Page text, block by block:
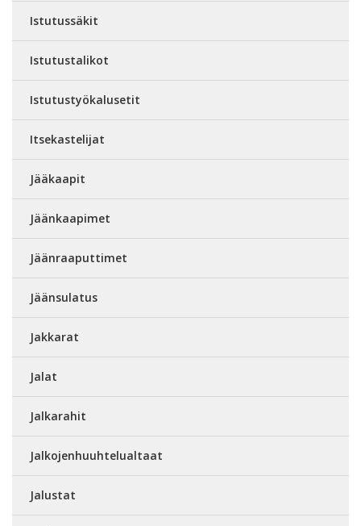
Istutussäkit
Istutustalikot
Istutustyökalusetit
Itsekastelijat
Jääkaapit
Jäänkaapimet
Jäänraaputtimet
Jäänsulatus
Jakkarat
Jalat
Jalkarahit
Jalkojenhuuhtelualtaat
Jalustat